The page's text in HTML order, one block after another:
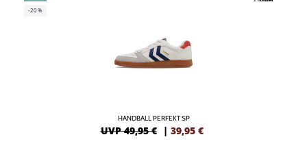
-20%
HANDBALL PERFEKT SP
UVP 49,95 € | 39,95 €